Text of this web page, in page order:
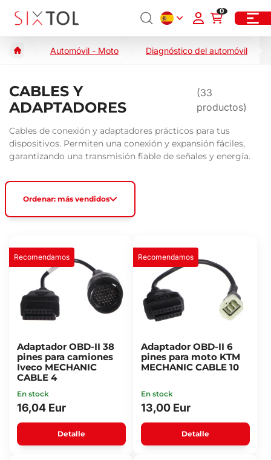
0
Automóvil - Moto Diagnóstico del automóvil
CABLES Y
ADAPTADORES
(33
productos)
Cables de conexión y adaptadores prácticos para tus
dispositivos. Permiten una conexión y expansión fáciles,
garantizando una transmisión fiable de señales y energía.
Ordenar: más vendidos
Recomendamos
Adaptador OBD-II 38
pines para camiones
Iveco MECHANIC
CABLE 4
En stock
16,04 Eur
Detalle
Recomendamos
Adaptador OBD-II 6
pines para moto KTM
MECHANIC CABLE 10
En stock
13,00 Eur
Detalle